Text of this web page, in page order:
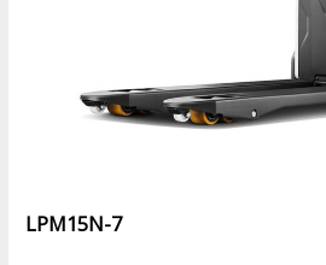
LPM15N-7